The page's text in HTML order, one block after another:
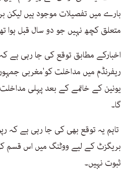
بارے میں تفصیلات موجود ہیں لیکن
متعلق کچھ نہیں جو دو سال قبل ہوا
اخبارکے مطابق توقع کی جا رہی ہے
ریفرنڈم میں مداخلت کو'مغربی
یونین کے خاتمے کے بعد پہلی
گا۔
تاہم یہ توقع بھی کی جا رہی ہے کہ
بریگزٹ کے لیے ووٹنگ میں اس قسم
ثبوت نہیں۔